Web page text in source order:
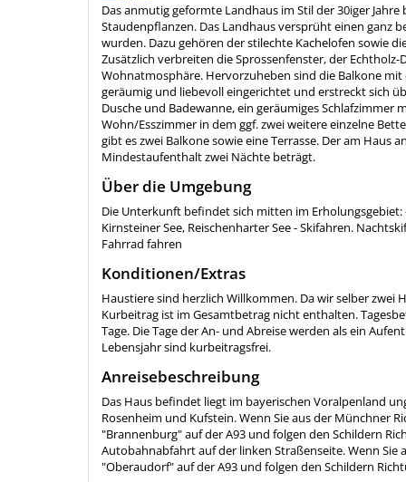
Das anmutig geformte Landhaus im Stil der 30iger
Staudenpflanzen. Das Landhaus versprüht einen ganz
wurden. Dazu gehören der stilechte Kachelofen sowie
Zusätzlich verbreiten die Sprossenfenster, der
Wohnatmosphäre. Hervorzuheben sind die Balkone
geräumig und liebevoll eingerichtet und erstreckt sich
Dusche und Badewanne, ein geräumiges
Wohn/Esszimmer in dem ggf. zwei weitere einzelne
gibt es zwei Balkone sowie eine Terrasse. Der am Haus
Mindestaufenthalt zwei Nächte beträgt.
Über die Umgebung
Die Unterkunft befindet sich mitten im Erholungsgebiet:
Kirnsteiner See, Reischenharter See - Skifahren.
Fahrrad fahren
Konditionen/Extras
Haustiere sind herzlich Willkommen. Da wir selber
Kurbeitrag ist im Gesamtbetrag nicht enthalten.
Tage. Die Tage der An- und Abreise werden als ein
Lebensjahr sind kurbeitragsfrei.
Anreisebeschreibung
Das Haus befindet liegt im bayerischen Voralpenland
Rosenheim und Kufstein. Wenn Sie aus der Münchner
"Brannenburg" auf der A93 und folgen den Schildern
Autobahnabfahrt auf der linken Straßenseite. Wenn
"Oberaudorf" auf der A93 und folgen den Schildern